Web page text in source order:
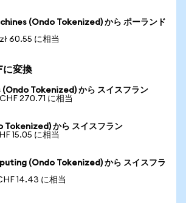
(Ondo Tokenized) から ポーランド
60.55 に相当
に変換
Tokenized) から スイスフラン
270.71 に相当
Tokenized) から スイスフラン
15.05 に相当
(Ondo Tokenized) から スイスフラ
14.43 に相当